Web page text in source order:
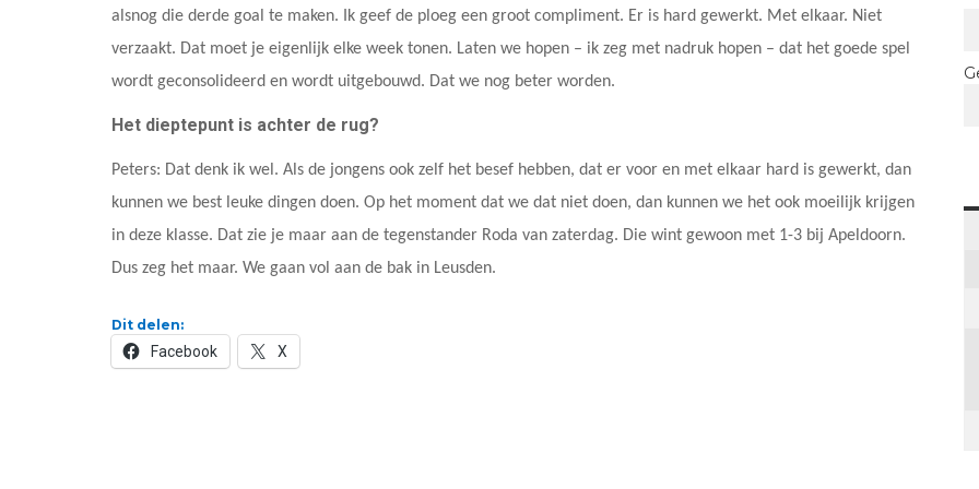
alsnog die derde goal te maken. Ik geef de ploeg een groot compliment. Er is hard gewerkt. Met elkaar. Niet
verzaakt. Dat moet je eigenlijk elke week tonen. Laten we hopen – ik zeg met nadruk hopen – dat het goede spel
wordt geconsolideerd en wordt uitgebouwd. Dat we nog beter worden.
Het dieptepunt is achter de rug?
Peters: Dat denk ik wel. Als de jongens ook zelf het besef hebben, dat er voor en met elkaar hard is gewerkt, dan
kunnen we best leuke dingen doen. Op het moment dat we dat niet doen, dan kunnen we het ook moeilijk krijgen
in deze klasse. Dat zie je maar aan de tegenstander Roda van zaterdag. Die wint gewoon met 1-3 bij Apeldoorn.
Dus zeg het maar. We gaan vol aan de bak in Leusden.
Dit delen:
Facebook X